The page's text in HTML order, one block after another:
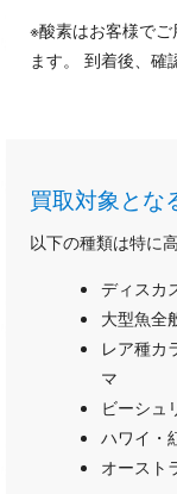
※酸素はお客様で
ます。 到着後、確
買取対象とな
以下の種類は特に
ディスカ
大型魚全
レア種カ
マ
ビーシュ
ハワイ・
オースト